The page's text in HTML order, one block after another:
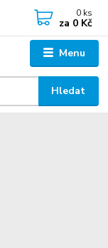
Menu
Hledat
0 ks
za 0 Kč